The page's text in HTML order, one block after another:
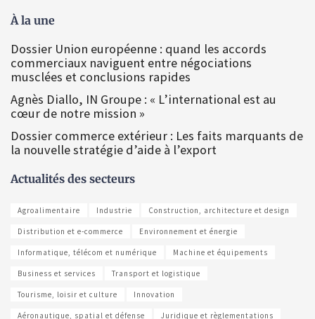
À la une
Dossier Union européenne : quand les accords
commerciaux naviguent entre négociations
musclées et conclusions rapides
Agnès Diallo, IN Groupe : « L’international est au
cœur de notre mission »
Dossier commerce extérieur : Les faits marquants de
la nouvelle stratégie d’aide à l’export
Actualités des secteurs
Agroalimentaire Industrie Construction, architecture et design
Distribution et e-commerce Environnement et énergie
Informatique, télécom et numérique Machine et équipements
Business et services Transport et logistique
Tourisme, loisir et culture Innovation
Aéronautique, spatial et défense Juridique et règlementations